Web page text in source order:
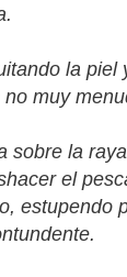
la piel
muy
sobre la
el
estupendo